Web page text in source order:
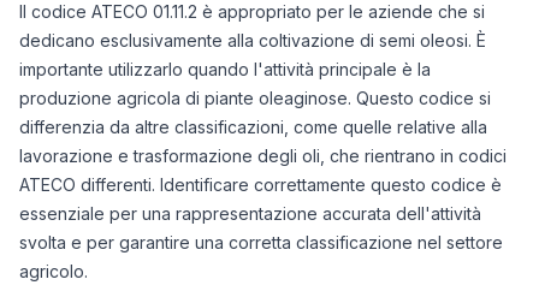
Il codice ATECO 01.11.2 è appropriato per le aziende che si
dedicano esclusivamente alla coltivazione di semi oleosi. È
importante utilizzarlo quando l'attività principale è la
produzione agricola di piante oleaginose. Questo codice si
differenzia da altre classificazioni, come quelle relative alla
lavorazione e trasformazione degli oli, che rientrano in codici
ATECO differenti. Identificare correttamente questo codice è
essenziale per una rappresentazione accurata dell'attività
svolta e per garantire una corretta classificazione nel settore
agricolo.